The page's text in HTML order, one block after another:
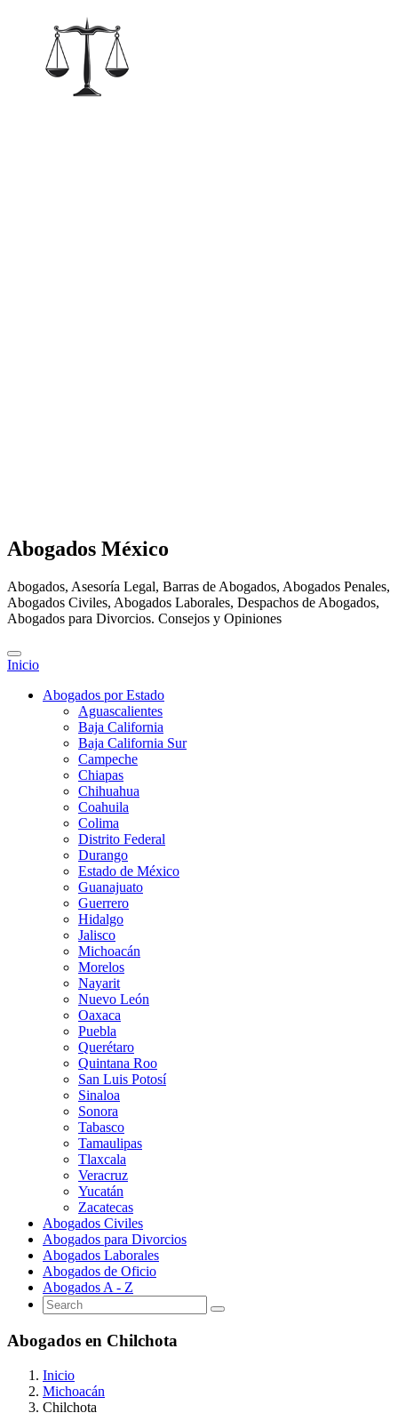
Abogados México
Abogados, Asesoría Legal, Barras de Abogados, Abogados Penales,
Abogados Civiles, Abogados Laborales, Despachos de Abogados,
Abogados para Divorcios. Consejos y Opiniones
Inicio
Abogados por Estado
Aguascalientes
Baja California
Baja California Sur
Campeche
Chiapas
Chihuahua
Coahuila
Colima
Distrito Federal
Durango
Estado de México
Guanajuato
Guerrero
Hidalgo
Jalisco
Michoacán
Morelos
Nayarit
Nuevo León
Oaxaca
Puebla
Querétaro
Quintana Roo
San Luis Potosí
Sinaloa
Sonora
Tabasco
Tamaulipas
Tlaxcala
Veracruz
Yucatán
Zacatecas
Abogados Civiles
Abogados para Divorcios
Abogados Laborales
Abogados de Oficio
Abogados A - Z
Abogados en Chilchota
Inicio
Michoacán
Chilchota